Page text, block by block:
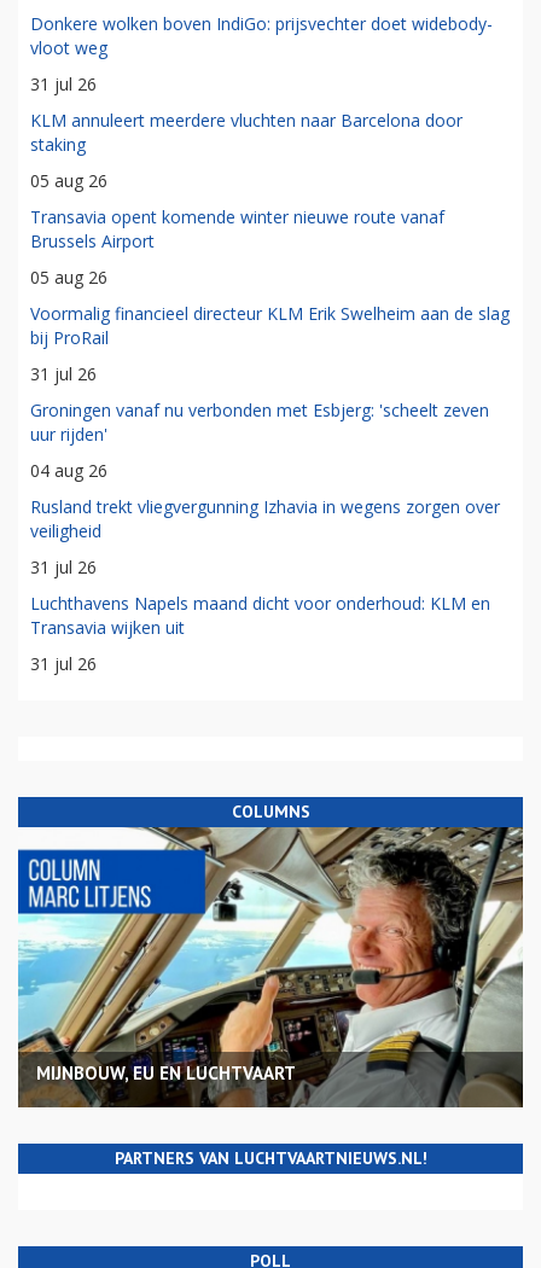
Donkere wolken boven IndiGo: prijsvechter doet widebody-
vloot weg
31 jul 26
KLM annuleert meerdere vluchten naar Barcelona door
staking
05 aug 26
Transavia opent komende winter nieuwe route vanaf
Brussels Airport
05 aug 26
Voormalig financieel directeur KLM Erik Swelheim aan de slag
bij ProRail
31 jul 26
Groningen vanaf nu verbonden met Esbjerg: 'scheelt zeven
uur rijden'
04 aug 26
Rusland trekt vliegvergunning Izhavia in wegens zorgen over
veiligheid
31 jul 26
Luchthavens Napels maand dicht voor onderhoud: KLM en
Transavia wijken uit
31 jul 26
COLUMNS
MIJNBOUW, EU EN LUCHTVAART
PARTNERS VAN LUCHTVAARTNIEUWS.NL!
POLL